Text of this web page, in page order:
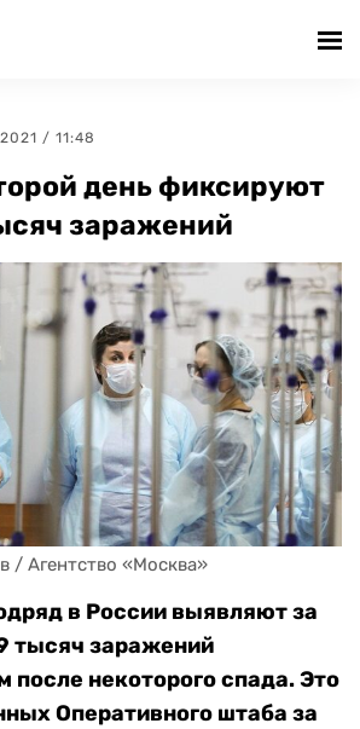
/ 11:48
день фиксируют
заражений
/ Агентство «Москва»
в России выявляют за
тысяч заражений
после некоторого спада. Это
Оперативного штаба за